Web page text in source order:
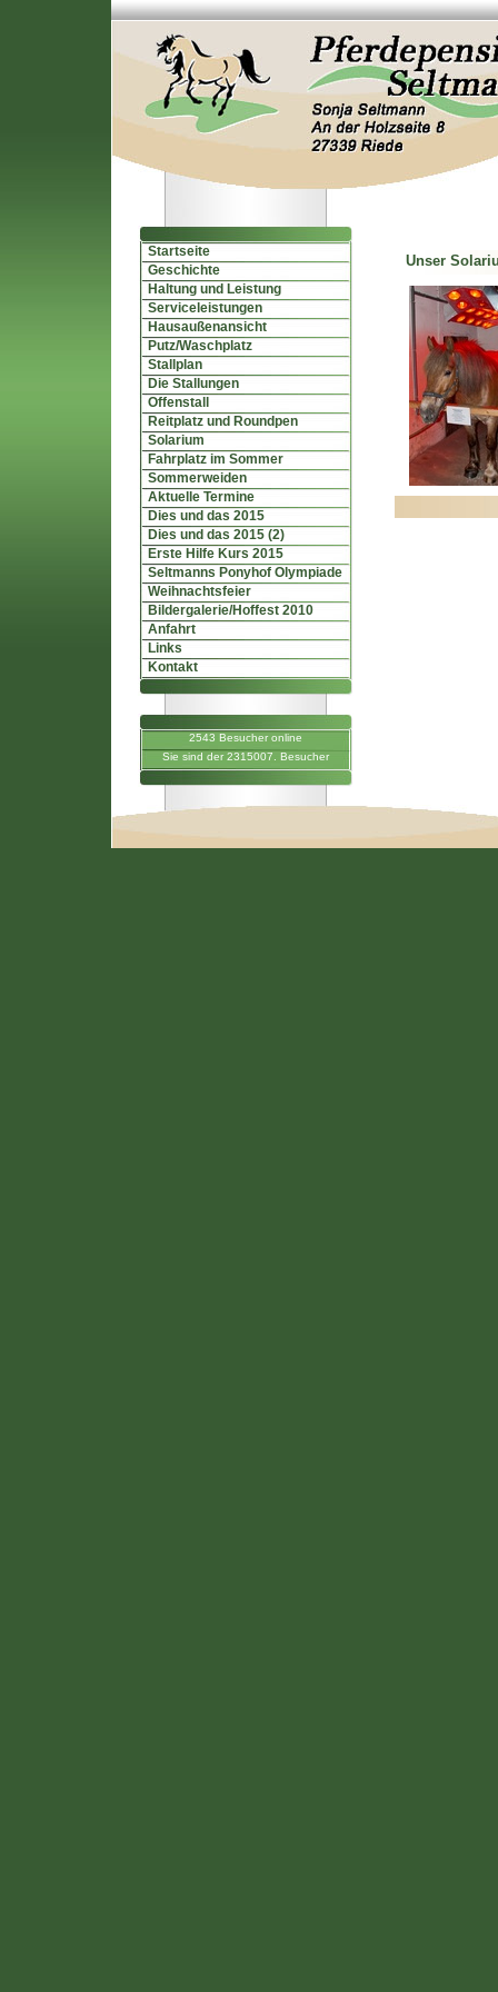
Startseite
Geschichte
Haltung und Leistung
Serviceleistungen
Hausaußenansicht
Putz/Waschplatz
Stallplan
Die Stallungen
Offenstall
Reitplatz und Roundpen
Solarium
Fahrplatz im Sommer
Sommerweiden
Aktuelle Termine
Dies und das 2015
Dies und das 2015 (2)
Erste Hilfe Kurs 2015
Seltmanns Ponyhof Olympiade
Weihnachtsfeier
Bildergalerie/Hoffest 2010
Anfahrt
Links
Kontakt
2543 Besucher online
Sie sind der 2315007. Besucher
Unser